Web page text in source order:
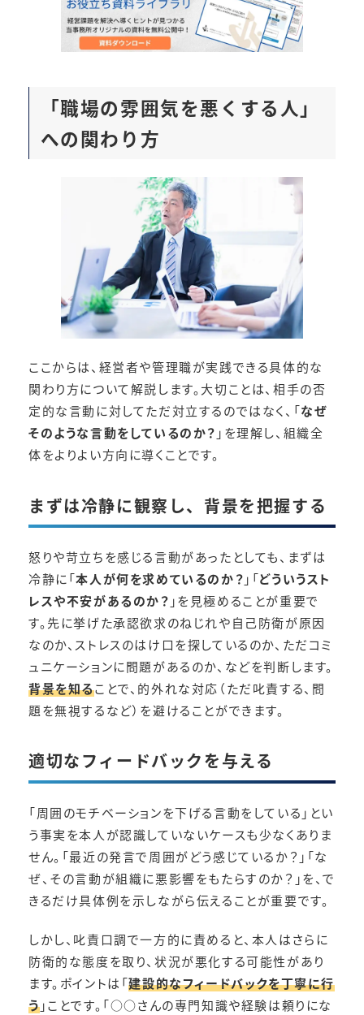
「職場の雰囲気を悪くする人」
への関わり方
ここからは、経営者や管理職が実践できる具体的な
関わり方について解説します。大切ことは、相手の否
定的な言動に対してただ対立するのではなく、「なぜ
そのような言動をしているのか？ 」を理解し、組織全
体をよりよい方向に導くことです。
まずは冷静に観察し、背景を把握する
怒りや苛立ちを感じる言動があったとしても、まずは
冷静に「本人が何を求めているのか？ 」「どういうスト
レスや不安があるのか？ 」を見極めることが重要で
す。先に挙げた承認欲求のねじれや自己防衛が原因
なのか、ストレスのはけ口を探しているのか、ただコミ
ュニケーションに問題があるのか、などを判断します。
背景を知ることで、的外れな対応（ただ叱責する、問
題を無視するなど）を避けることができます。
適切なフィードバックを与える
「周囲のモチベーションを下げる言動をしている」とい
う事実を本人が認識していないケースも少なくありま
せん。「最近の発言で周囲がどう感じているか？」「な
ぜ、その言動が組織に悪影響をもたらすのか？」を、で
きるだけ具体例を示しながら伝えることが重要です。
しかし、叱責口調で一方的に責めると、本人はさらに
防衛的な態度を取り、状況が悪化する可能性があり
ます。ポイントは「建設的なフィードバックを丁寧に行
う」ことです。「○○さんの専門知識や経験は頼りにな